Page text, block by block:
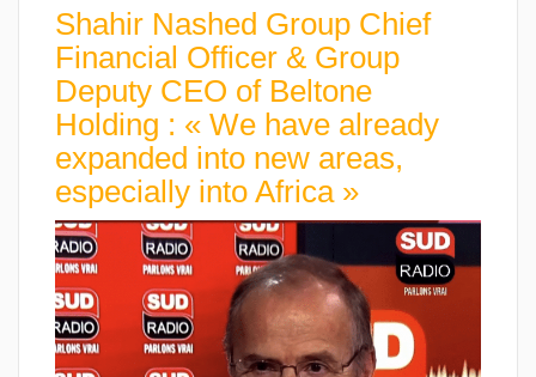
Shahir Nashed Group Chief
Financial Officer & Group
Deputy CEO of Beltone
Holding : « We have already
expanded into new areas,
especially into Africa »